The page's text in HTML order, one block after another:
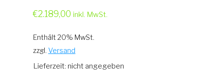
€2.189,00 inkl. MwSt.
Enthält 20% MwSt.
zzgl. Versand
Lieferzeit: nicht angegeben